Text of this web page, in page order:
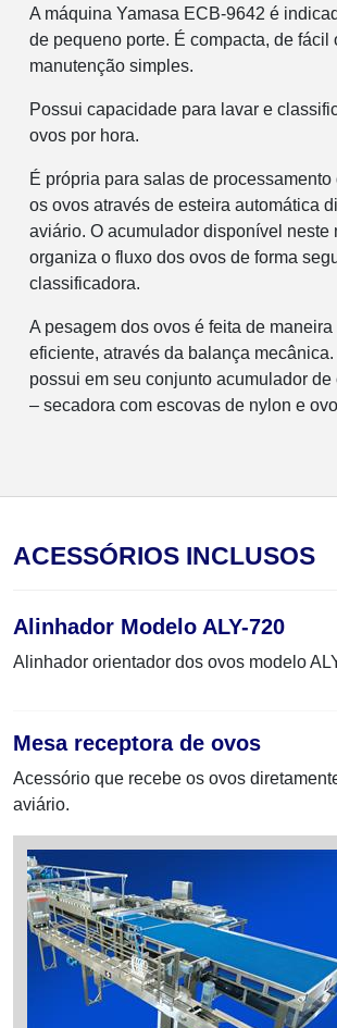
A máquina Yamasa ECB-9642 é
de pequeno porte. É compacta, de fácil
manutenção simples.
Possui capacidade para lavar e
ovos por hora.
É própria para salas de
os ovos através de esteira automática
aviário. O acumulador disponível neste
organiza o fluxo dos ovos de forma
classificadora.
A pesagem dos ovos é feita de
eficiente, através da balança
possui em seu conjunto acumulador de
– secadora com escovas de nylon e
ACESSÓRIOS INCLUSOS
Alinhador Modelo ALY-720
Alinhador orientador dos ovos modelo
Mesa receptora de ovos
Acessório que recebe os ovos
aviário.